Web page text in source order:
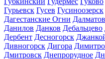
Гурьевск Гусев Гусиноозерск
Дагестанские Огни
Данилов Данков Дебальцево
Дербент Десногорск
Дивногорск Дигора
Дмитровск Днепрорудное